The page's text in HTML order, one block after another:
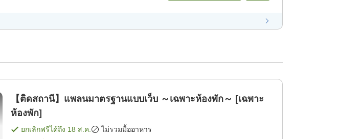
【ติดสถานี】แพลนมาตรฐานแบบเว็บ ～เฉพาะห้องพัก～ [เฉพาะ
ห้องพัก]
ยกเลิกฟรีได้ถึง 18 ส.ค. ไม่รวมมื้ออาหาร